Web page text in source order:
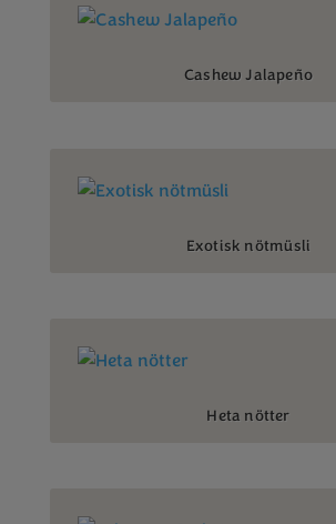
Cashew Jalapeño
Exotisk nötmüsli
Heta nötter